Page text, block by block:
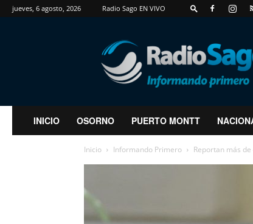
jueves, 6 agosto, 2026 Radio Sago EN VIVO
RadioSago
INICIO OSORNO PUERTO MONTT
Inicio Informando Primero Reportan más